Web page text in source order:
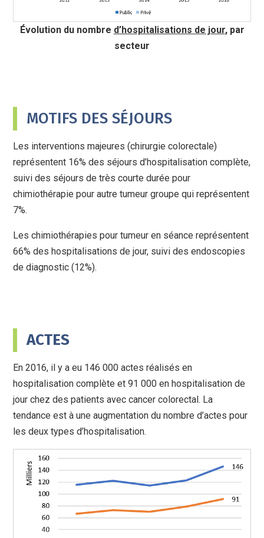
Évolution du nombre d’hospitalisations de jour, par
secteur
MOTIFS DES SÉJOURS
Les interventions majeures (chirurgie colorectale)
représentent 16% des séjours d’hospitalisation complète,
suivi des séjours de très courte durée pour
chimiothérapie pour autre tumeur groupe qui représentent
7%.
Les chimiothérapies pour tumeur en séance représentent
66% des hospitalisations de jour, suivi des endoscopies
de diagnostic (12%).
ACTES
En 2016, il y a eu 146 000 actes réalisés en
hospitalisation complète et 91 000 en hospitalisation de
jour chez des patients avec cancer colorectal. La
tendance est à une augmentation du nombre d’actes pour
les deux types d’hospitalisation.